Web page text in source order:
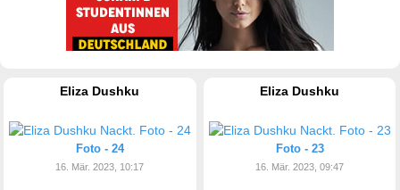
Eliza Dushku
Foto - 24
16. Mär. 2023, 10:17
Eliza Dushku
Foto - 23
16. Mär. 2023, 09:47